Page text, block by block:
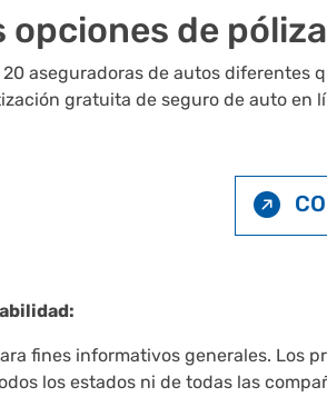
opciones de
aseguradoras de autos
gratuita de seguro de auto en
fines informativos generales. Los
los estados ni de todas las